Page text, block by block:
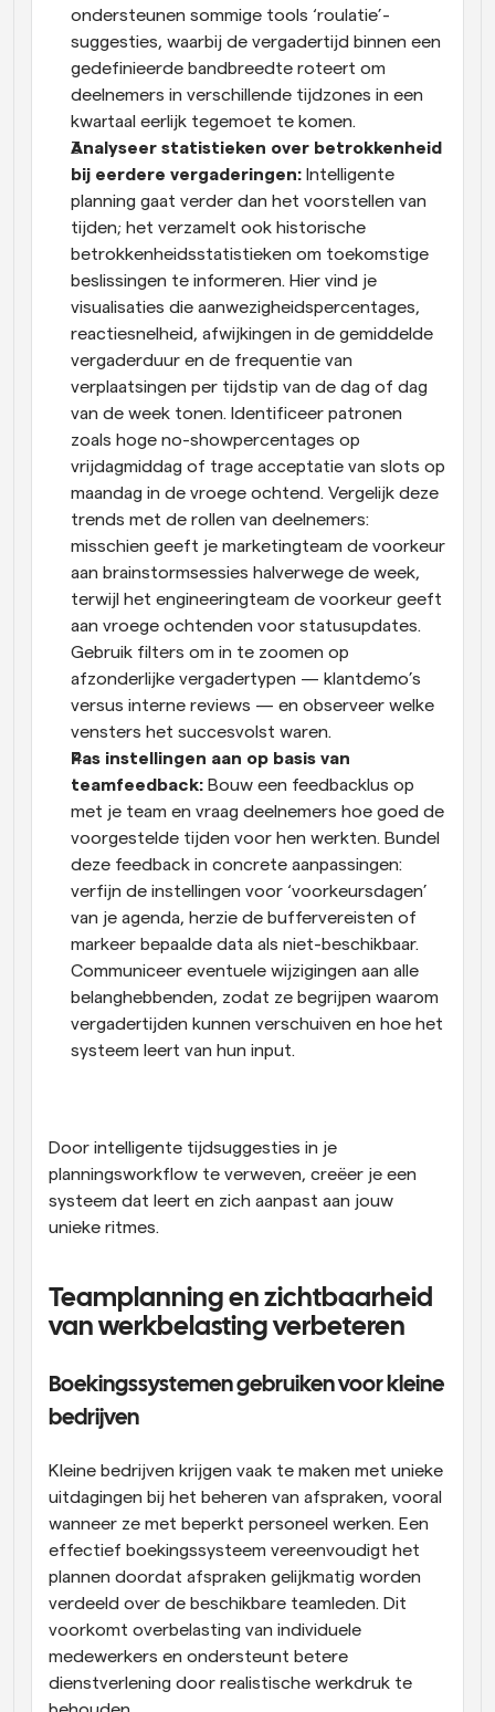
ondersteunen sommige tools ‘roulatie’-
suggesties, waarbij de vergadertijd binnen een
gedefinieerde bandbreedte roteert om
deelnemers in verschillende tijdzones in een
kwartaal eerlijk tegemoet te komen.
Analyseer statistieken over betrokkenheid
bij eerdere vergaderingen: Intelligente
planning gaat verder dan het voorstellen van
tijden; het verzamelt ook historische
betrokkenheidsstatistieken om toekomstige
beslissingen te informeren. Hier vind je
visualisaties die aanwezigheidspercentages,
reactiesnelheid, afwijkingen in de gemiddelde
vergaderduur en de frequentie van
verplaatsingen per tijdstip van de dag of dag
van de week tonen. Identificeer patronen
zoals hoge no-showpercentages op
vrijdagmiddag of trage acceptatie van slots op
maandag in de vroege ochtend. Vergelijk deze
trends met de rollen van deelnemers:
misschien geeft je marketingteam de voorkeur
aan brainstormsessies halverwege de week,
terwijl het engineeringteam de voorkeur geeft
aan vroege ochtenden voor statusupdates.
Gebruik filters om in te zoomen op
afzonderlijke vergadertypen — klantdemo’s
versus interne reviews — en observeer welke
vensters het succesvolst waren.
Pas instellingen aan op basis van
teamfeedback: Bouw een feedbacklus op
met je team en vraag deelnemers hoe goed de
voorgestelde tijden voor hen werkten. Bundel
deze feedback in concrete aanpassingen:
verfijn de instellingen voor ‘voorkeursdagen’
van je agenda, herzie de buffervereisten of
markeer bepaalde data als niet-beschikbaar.
Communiceer eventuele wijzigingen aan alle
belanghebbenden, zodat ze begrijpen waarom
vergadertijden kunnen verschuiven en hoe het
systeem leert van hun input.
Door intelligente tijdsuggesties in je
planningsworkflow te verweven, creëer je een
systeem dat leert en zich aanpast aan jouw
unieke ritmes.
Teamplanning en zichtbaarheid
van werkbelasting verbeteren
Boekingssystemen gebruiken voor kleine
bedrijven
Kleine bedrijven krijgen vaak te maken met unieke
uitdagingen bij het beheren van afspraken, vooral
wanneer ze met beperkt personeel werken. Een
effectief boekingssysteem vereenvoudigt het
plannen doordat afspraken gelijkmatig worden
verdeeld over de beschikbare teamleden. Dit
voorkomt overbelasting van individuele
medewerkers en ondersteunt betere
dienstverlening door realistische werkdruk te